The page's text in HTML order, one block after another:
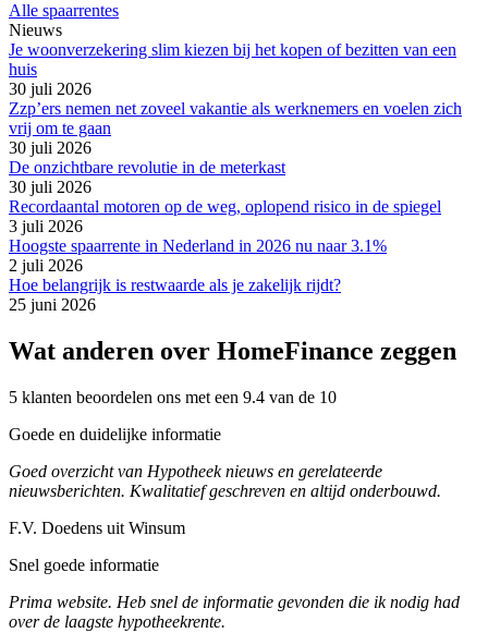
Alle spaarrentes
Nieuws
Je woonverzekering slim kiezen bij het kopen of bezitten van een
huis
30 juli 2026
Zzp’ers nemen net zoveel vakantie als werknemers en voelen zich
vrij om te gaan
30 juli 2026
De onzichtbare revolutie in de meterkast
30 juli 2026
Recordaantal motoren op de weg, oplopend risico in de spiegel
3 juli 2026
Hoogste spaarrente in Nederland in 2026 nu naar 3.1%
2 juli 2026
Hoe belangrijk is restwaarde als je zakelijk rijdt?
25 juni 2026
Wat anderen over HomeFinance zeggen
5 klanten beoordelen ons met een 9.4 van de 10
Goede en duidelijke informatie
Goed overzicht van Hypotheek nieuws en gerelateerde
nieuwsberichten. Kwalitatief geschreven en altijd onderbouwd.
F.V. Doedens uit Winsum
Snel goede informatie
Prima website. Heb snel de informatie gevonden die ik nodig had
over de laagste hypotheekrente.